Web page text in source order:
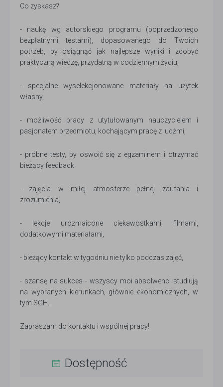
Co zyskasz?
- naukę wg autorskiego programu (poprzedzonego
bezpłatnymi testami), dopasowanego do Twoich
potrzeb, by osiągnąć jak najlepsze wyniki i zdobyć
praktyczną wiedzę, przydatną w codziennym życiu,
- specjalne wyselekcjonowane materiały na użytek
własny,
- możliwość pracy z utytułowanym nauczycielem i
pasjonatem przedmiotu, kochającym pracę z ludźmi,
- próbne testy, by oswoić się z egzaminem i otrzymać
bieżący feedback
- zajęcia w miłej atmosferze pełnej zaufania i
zrozumienia,
- lekcje urozmaicone ciekawostkami, filmami,
dodatkowymi materiałami,
- bieżący kontakt w tygodniu nie tylko podczas zajęć,
- szansę na sukces - wszyscy moi absolwenci studiują
na wybranych kierunkach, głównie ekonomicznych, w
tym SGH.
Zapraszam do kontaktu i wspólnej pracy!
Dostępność